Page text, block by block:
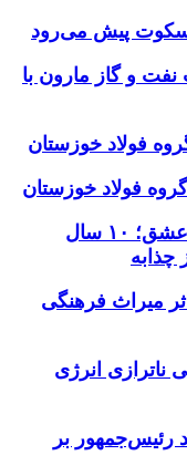
پیش می‌رود
و گاز مارون با
فولاد خوزستان
فولاد خوزستان
از چرخ‌دنده‌های صنعت تا مسیر عشق؛ ۱۰ سال
چذابه
میراث‌ فرهنگی
ناترازی انرژی
رئیس‌جمهور بر